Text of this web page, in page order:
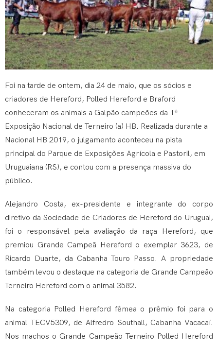
Foi na tarde de ontem, dia 24 de maio, que os sócios e
criadores de Hereford, Polled Hereford e Braford
conheceram os animais a Galpão campeões da 1ª
Exposição Nacional de Terneiro (a) HB. Realizada durante a
Nacional HB 2019, o julgamento aconteceu na pista
principal do Parque de Exposições Agrícola e Pastoril, em
Uruguaiana (RS), e contou com a presença massiva do
público.
Alejandro Costa, ex-presidente e integrante do corpo
diretivo da Sociedade de Criadores de Hereford do Uruguai,
foi o responsável pela avaliação da raça Hereford, que
premiou Grande Campeã Hereford o exemplar 3623, de
Ricardo Duarte, da Cabanha Touro Passo. A propriedade
também levou o destaque na categoria de Grande Campeão
Terneiro Hereford com o animal 3582.
Na categoria Polled Hereford fêmea o prêmio foi para o
animal TECV5309, de Alfredro Southall, Cabanha Vacacaí.
Nos machos o Grande Campeão Terneiro Polled Hereford